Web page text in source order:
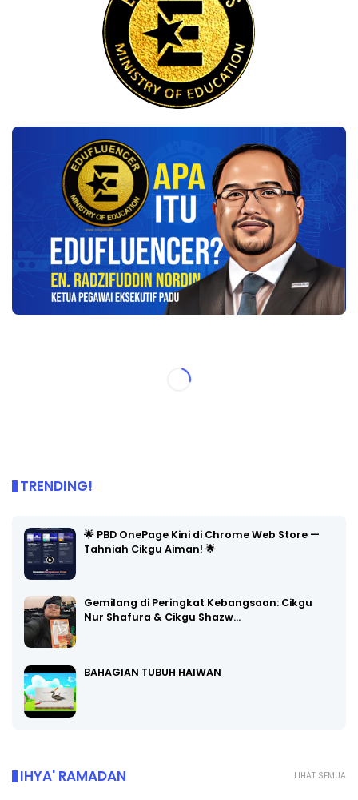
TRENDING!
🌟 PBD OnePage Kini di Chrome Web Store —
Tahniah Cikgu Aiman! 🌟
Gemilang di Peringkat Kebangsaan: Cikgu
Nur Shafura & Cikgu Shazw…
BAHAGIAN TUBUH HAIWAN
LIHAT SEMUA
IHYA' RAMADAN